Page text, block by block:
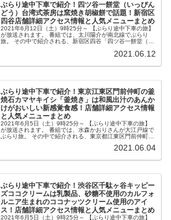
ぶらり途中下車で紹介！四ツ谷一餅堂（いっぴん
どう）台湾式茶房は窯焼き胡椒餅で話題！新宿区
四谷店舗詳細アクセス情報と人気メニューまとめ
2021年6月12日（土）9時25分～ 【ぶらり途中下車の旅】
が放送されます。 番組では、太川陽介が南北線でぶらり
旅。 その中で紹介される、新宿区四谷「四ツ谷一餅堂（よ
2021.06.12
ぶらり途中下車で紹介！東京江東区門前仲町の釜
焼石カマヤキイシ「釜焼き」は和風出汁のあんか
けがおいしい新感覚食感！店舗詳細アクセス情報
と人気メニューまとめ
2021年6月5日（土）9時25分～ 【ぶらり途中下車の旅】
が放送されます。 番組では、水森かおりさんが大江戸線で
ぶらり旅。 その中で紹介される、東京都江東区門前仲町の
2021.06.04
ぶらり途中下車で紹介！渋谷区千駄ヶ谷キッピー
ズココクリームは乳製品、砂糖不使用のカルフォ
ルニア生まれのココナッツクリーム使用のアイ
ス！店舗詳細アクセス情報と人気メニューまとめ
2021年6月5日（土）9時25分～ 【ぶらり途中下車の旅】